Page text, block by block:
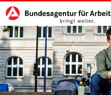
zu den Hauptinhalten springen
Hauptnavigation